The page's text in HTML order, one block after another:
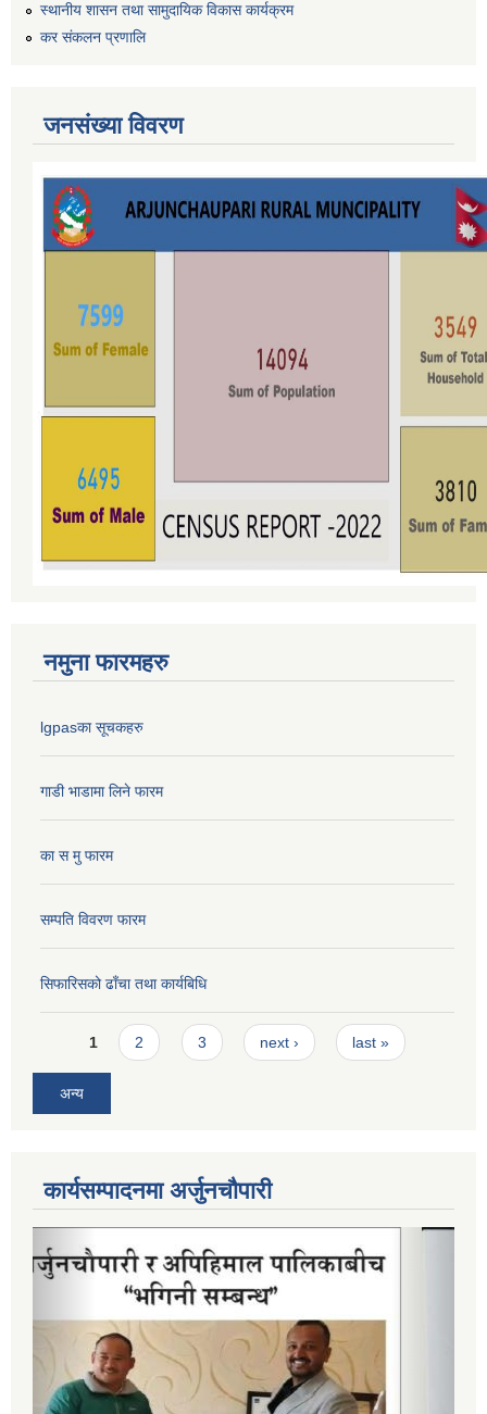
स्थानीय शासन तथा सामुदायिक विकास कार्यक्रम
कर स‌ंकलन प्रणालि
जनसंख्या विवरण
नमुना फारमहरु
lgpasका सूचकहरु
गाडी भाडामा लिने फारम
का स मु फारम
सम्पति विवरण फारम
सिफारिसको ढाँचा तथा कार्यबिधि
Pages
1 2 3 next › last »
अन्य
कार्यसम्पादनमा अर्जुनचौपारी